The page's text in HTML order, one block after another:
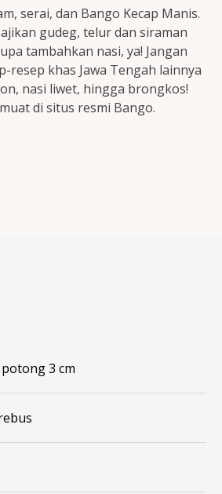
serai, dan Bango Kecap Manis.
gudeg, telur dan siraman
tambahkan nasi, ya! Jangan
resep khas Jawa Tengah lainnya
nasi liwet, hingga brongkos!
di situs resmi Bango.
3 cm